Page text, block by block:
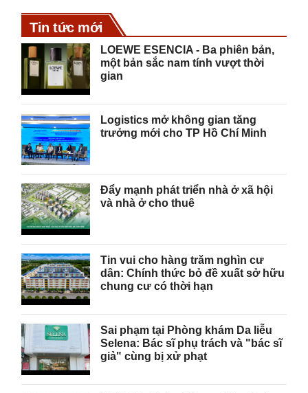
Tin tức mới
LOEWE ESENCIA - Ba phiên bản,
một bản sắc nam tính vượt thời
gian
Logistics mở không gian tăng
trưởng mới cho TP Hồ Chí Minh
Đẩy mạnh phát triển nhà ở xã hội
và nhà ở cho thuê
Tin vui cho hàng trăm nghìn cư
dân: Chính thức bỏ đề xuất sở hữu
chung cư có thời hạn
Sai phạm tại Phòng khám Da liễu
Selena: Bác sĩ phụ trách và "bác sĩ
giả" cùng bị xử phạt